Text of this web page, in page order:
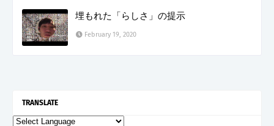
埋もれた「らしさ」の提示
February 19, 2020
TRANSLATE